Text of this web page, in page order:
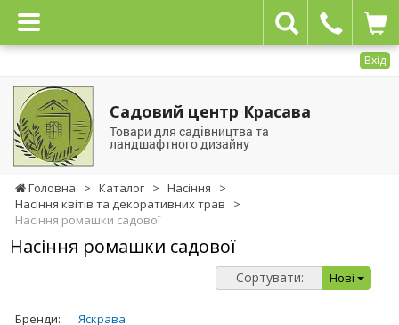
Вхід
Садовий центр Красава
Товари для садівництва та
ландшафтного дизайну
Головна > Каталог > Насіння
>
Насіння квітів та декоративних трав
>
Насіння ромашки садової
Насіння ромашки садової
Сортувати: Нові
Бренди: Яскрава